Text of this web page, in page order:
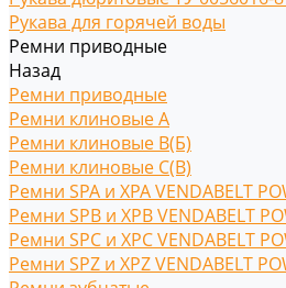
Рукава для горячей воды
Ремни приводные
Назад
Ремни приводные
Ремни клиновые A
Ремни клиновые В(Б)
Ремни клиновые С(B)
Ремни SPA и XPA VENDABELT
Ремни SPB и XPB VENDABELT
Ремни SPC и XPC VENDABELT
Ремни SPZ и XPZ VENDABELT